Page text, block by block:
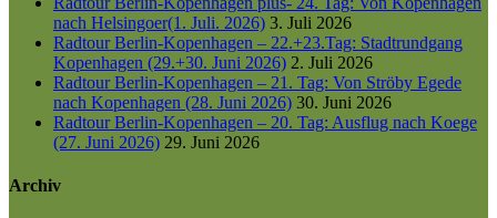
nach Helsingoer(1. Juli. 2026) 3. Juli 2026
Radtour Berlin-Kopenhagen – 22.+23.Tag: Stadtrundgang
Kopenhagen (29.+30. Juni 2026) 2. Juli 2026
Radtour Berlin-Kopenhagen – 21. Tag: Von Ströby Egede
nach Kopenhagen (28. Juni 2026) 30. Juni 2026
Radtour Berlin-Kopenhagen – 20. Tag: Ausflug nach Koege
(27. Juni 2026) 29. Juni 2026
Archiv